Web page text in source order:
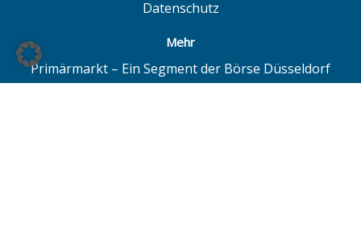
Datenschutz
Mehr
Primärmarkt – Ein Segment der Börse Düsseldorf
Quotrix – Ein System der Börse Düsseldorf